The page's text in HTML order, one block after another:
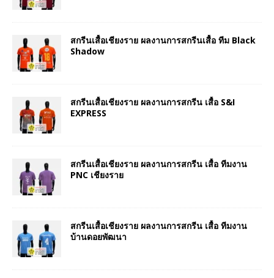
สกรีนเสื้อเชียงราย ผลงานการสกรีนเสื้อ ทีม Black
Shadow
สกรีนเสื้อเชียงราย ผลงานการสกรีน เสื้อ S&I
EXPRESS
สกรีนเสื้อเชียงราย ผลงานการสกรีน เสื้อ ทีมงาน
PNC เชียงราย
สกรีนเสื้อเชียงราย ผลงานการสกรีน เสื้อ ทีมงาน
บ้านดอยพัฒนา